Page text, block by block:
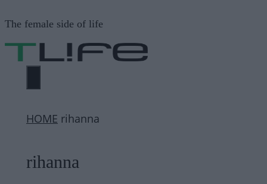
σε
περιεχόμενο
The female side of life
ΜΕΝΟΎ
ΗΟΜΕ rihanna
rihanna